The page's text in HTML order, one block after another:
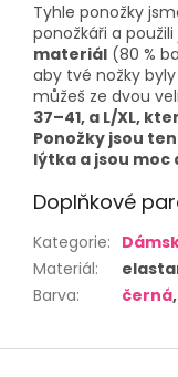
Tyhle ponožky
ponožkáři a
materiál (80 %
aby tvé nožky
můžeš ze dvou
37–41, a L/XL,
Ponožky jsou
lýtka a jsou moc
Doplňkové
Kategorie:
Materiál:
Barva: černá,
Z